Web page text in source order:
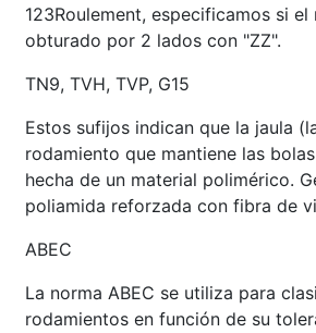
123Roulement, especificamos si
obturado por 2 lados con "ZZ".
TN9, TVH, TVP, G15
Estos sufijos indican que la jaula
rodamiento que mantiene las
hecha de un material polimérico.
poliamida reforzada con fibra de
ABEC
La norma ABEC se utiliza para
rodamientos en función de su